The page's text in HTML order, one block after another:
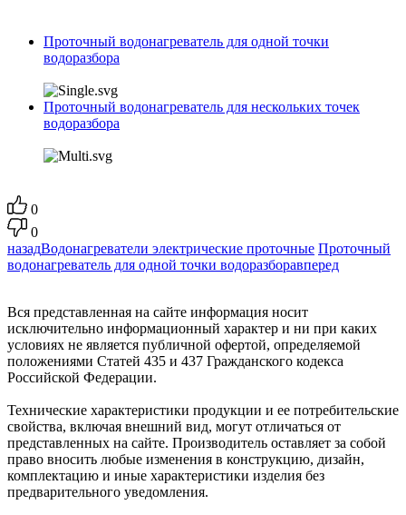
Проточный водонагреватель для одной точки
водоразбора
Проточный водонагреватель для нескольких точек
водоразбора
0
0
назадВодонагреватели электрические проточные Проточный
водонагреватель для одной точки водоразборавперед
Вся представленная на сайте информация носит
исключительно информационный характер и ни при каких
условиях не является публичной офертой, определяемой
положениями Статей 435 и 437 Гражданского кодекса
Российской Федерации.
Технические характеристики продукции и ее потребительские
свойства, включая внешний вид, могут отличаться от
представленных на сайте. Производитель оставляет за собой
право вносить любые изменения в конструкцию, дизайн,
комплектацию и иные характеристики изделия без
предварительного уведомления.